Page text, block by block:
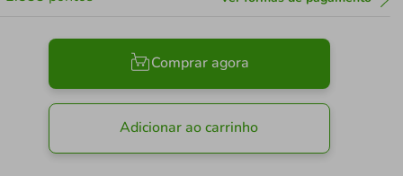
Comprar agora
Adicionar ao carrinho